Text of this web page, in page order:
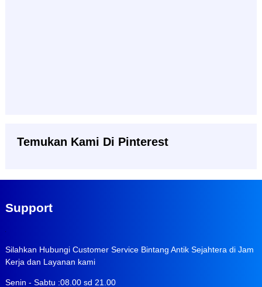
Temukan Kami Di Pinterest
Support
Silahkan Hubungi Customer Service Bintang Antik Sejahtera di Jam
Kerja dan Layanan kami
Senin - Sabtu :08.00 sd 21.00